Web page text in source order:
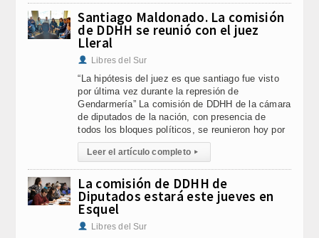
Santiago Maldonado. La comisión
de DDHH se reunió con el juez
Lleral
Libres del Sur
“La hipótesis del juez es que santiago fue visto
por última vez durante la represión de
Gendarmería” La comisión de DDHH de la cámara
de diputados de la nación, con presencia de
todos los bloques políticos, se reunieron hoy por
Leer el artículo completo ▸
La comisión de DDHH de
Diputados estará este jueves en
Esquel
Libres del Sur